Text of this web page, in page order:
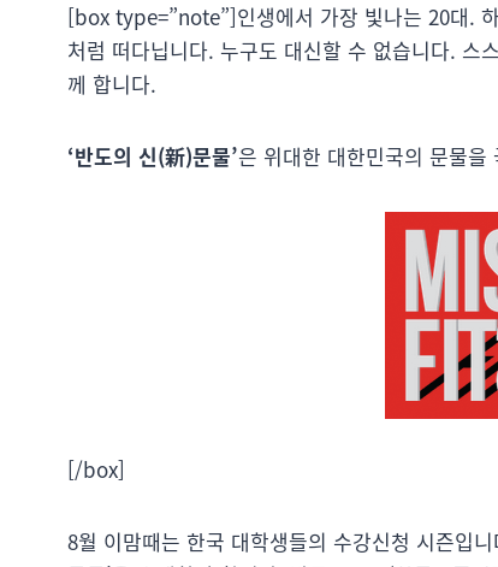
[box type=”note”]인생에서 가장 빛나는 20대.
처럼 떠다닙니다. 누구도 대신할 수 없습니다. 스
께 합니다.
‘반도의 신(新)문물’은 위대한 대한민국의 문물
[/box]
8월 이맘때는 한국 대학생들의 수강신청 시즌입